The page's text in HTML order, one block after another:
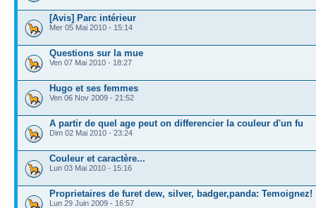
[Avis] Parc intérieur
Mer 05 Mai 2010 - 15:14
Questions sur la mue
Ven 07 Mai 2010 - 18:27
Hugo et ses femmes
Ven 06 Nov 2009 - 21:52
A partir de quel age peut on differencier la couleur d'un fu
Dim 02 Mai 2010 - 23:24
Couleur et caractère...
Lun 03 Mai 2010 - 15:16
Proprietaires de furet dew, silver, badger,panda: Temoignez!
Lun 29 Juin 2009 - 16:57